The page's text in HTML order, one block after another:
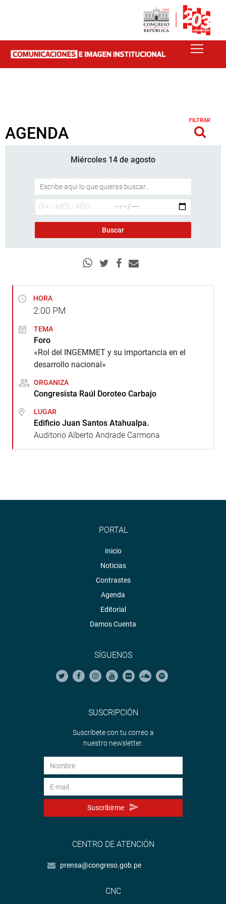
AGENDA
FILTRAR
Miércoles 14 de agosto
HORA
2:00 PM
TEMA
Foro
«Rol del INGEMMET y su importancia en el
desarrollo nacional»
ORGANIZA
Congresista Raúl Doroteo Carbajo
LUGAR
Edificio Juan Santos Atahualpa.
Auditorio Alberto Andrade Carmona
PORTAL
Inicio
Noticias
Contrastes
Agenda
Editorial
Damos Cuenta
SÍGUENOS
SUSCRIPCIÓN
Suscríbete con tu correo a
nuestro newsletter.
Suscribirme
CENTRO DE ATENCIÓN
prensa@congreso.gob.pe
CNC